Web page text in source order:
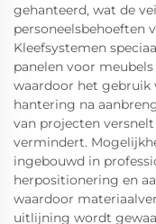
gehanteerd, wat de
personeelsbehoeften
Kleefsystemen
panelen voor
waardoor het gebruik
hantering na
van projecten
vermindert.
ingebouwd in
herpositionering en
waardoor
uitlijning wordt